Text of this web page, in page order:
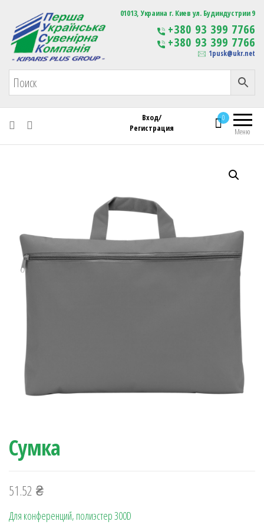
Первая Украинская Сувенирная Компания Изготовление
сувенирной продукции
с логотипом
01013, Украина г. Киев ул. Будиндустрии 9
+380 93 399 7766
+380 93 399 7766
1pusk@ukr.net
Меню
0
Вход/
Регистрация
Сумка
51.52 ₴
Для конференций, полиэстер 300D